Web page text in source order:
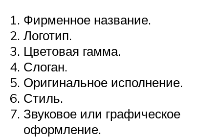
Фирменное название.
Логотип.
Цветовая гамма.
Слоган.
Оригинальное исполнение.
Стиль.
Звуковое или графическое
оформление.